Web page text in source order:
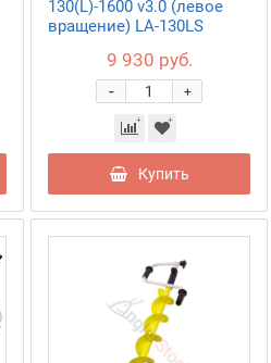
130(L)-1600 v3.0 (левое
вращение) LA-130LS
9 930 руб.
+
-
Купить